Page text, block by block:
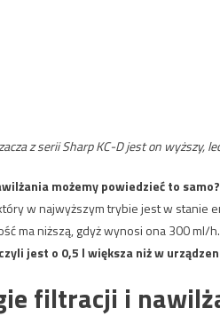
z serii Sharp KC-D jest on
możemy powiedzieć to samo?
w najwyższym trybie jest w stanie
ma niższą, gdyż wynosi ona 300
jest o 0,5 l większa niż w
filtracji i